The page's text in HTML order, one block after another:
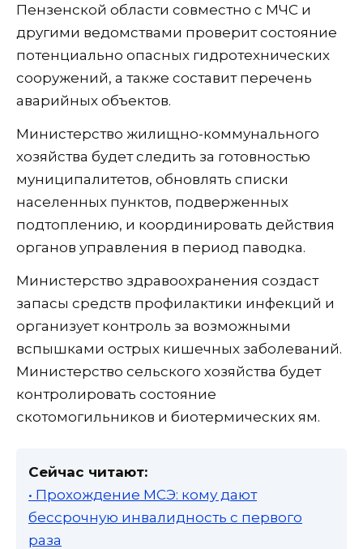
Пензенской области совместно с МЧС и
другими ведомствами проверит состояние
потенциально опасных гидротехнических
сооружений, а также составит перечень
аварийных объектов.
Министерство жилищно-коммунального
хозяйства будет следить за готовностью
муниципалитетов, обновлять списки
населенных пунктов, подверженных
подтоплению, и координировать действия
органов управления в период паводка.
Министерство здравоохранения создаст
запасы средств профилактики инфекций и
организует контроль за возможными
вспышками острых кишечных заболеваний.
Министерство сельского хозяйства будет
контролировать состояние
скотомогильников и биотермических ям.
Сейчас читают:
• Прохождение МСЭ: кому дают
бессрочную инвалидность с первого
раза